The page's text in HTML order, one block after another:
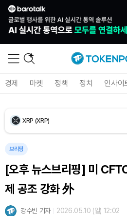
경제 마켓 정책 정치 인사이
Ethereum (ETH)
XRP (XRP)
Solana (SOL)
TRON (TRX)
Hyperliquid (HYPE)
브리핑
[오후 뉴스브리핑] 미
제 공조 강화 外
강수빈 기자 2026.05.10 (일) 12:02